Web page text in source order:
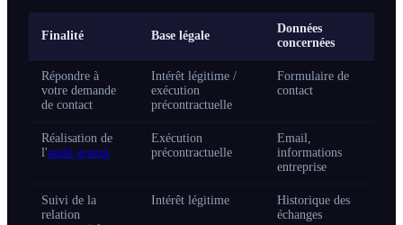
Finalité Base légale
Données
concernées
Répondre à
votre demande
de contact
Intérêt légitime /
exécution
précontractuelle
Formulaire de
contact
Réalisation de
l'audit gratuit
Exécution
précontractuelle
Email,
informations
entreprise
Suivi de la
relation
Intérêt légitime
Historique des
échanges